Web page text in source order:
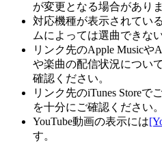
が変更となる場合がありま
対応機種が表示されてい
ムによっては選曲できな
リンク先のApple Musicや
や楽曲の配信状況につい
確認ください。
リンク先のiTunes Store
を十分にご確認ください。
YouTube動画の表示には
す。